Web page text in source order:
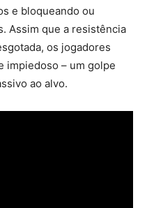
e bloqueando ou
Assim que a resistência
os jogadores
impiedoso – um golpe
ao alvo.